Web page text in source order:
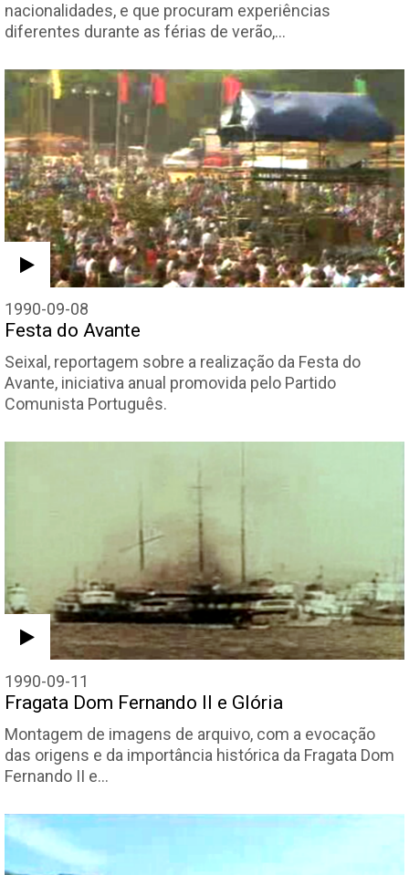
nacionalidades, e que procuram experiências
diferentes durante as férias de verão,…
1990-09-08
Festa do Avante
Seixal, reportagem sobre a realização da Festa do
Avante, iniciativa anual promovida pelo Partido
Comunista Português.
1990-09-11
Fragata Dom Fernando II e Glória
Montagem de imagens de arquivo, com a evocação
das origens e da importância histórica da Fragata Dom
Fernando II e…